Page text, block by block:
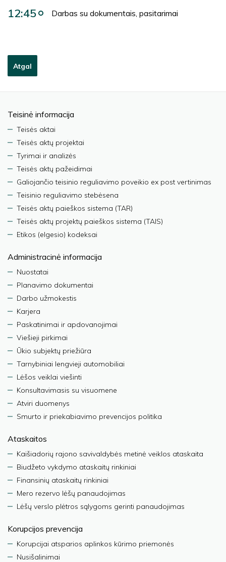
12:45 Darbas su dokumentais, pasitarimai
Atgal
Teisinė informacija
Teisės aktai
Teisės aktų projektai
Tyrimai ir analizės
Teisės aktų pažeidimai
Galiojančio teisinio reguliavimo poveikio ex post vertinimas
Teisinio reguliavimo stebėsena
Teisės aktų paieškos sistema (TAR)
Teisės aktų projektų paieškos sistema (TAIS)
Etikos (elgesio) kodeksai
Administracinė informacija
Nuostatai
Planavimo dokumentai
Darbo užmokestis
Karjera
Paskatinimai ir apdovanojimai
Viešieji pirkimai
Ūkio subjektų priežiūra
Tarnybiniai lengvieji automobiliai
Lėšos veiklai viešinti
Konsultavimasis su visuomene
Atviri duomenys
Smurto ir priekabiavimo prevencijos politika
Ataskaitos
Kaišiadorių rajono savivaldybės metinė veiklos ataskaita
Biudžeto vykdymo ataskaitų rinkiniai
Finansinių ataskaitų rinkiniai
Mero rezervo lėšų panaudojimas
Lėšų verslo plėtros sąlygoms gerinti panaudojimas
Korupcijos prevencija
Korupcijai atsparios aplinkos kūrimo priemonės
Nusišalinimai